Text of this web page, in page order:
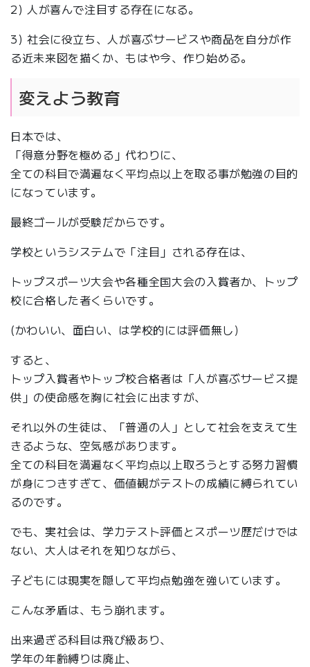
2) 人が喜んで注目する存在になる。
3) 社会に役立ち、人が喜ぶサービスや商品を自分が作
る近未来図を描くか、もはや今、作り始める。
変えよう教育
日本では、
「得意分野を極める」代わりに、
全ての科目で満遍なく平均点以上を取る事が勉強の目的
になっています。
最終ゴールが受験だからです。
学校というシステムで「注目」される存在は、
トップスポーツ大会や各種全国大会の入賞者か、トップ
校に合格した者くらいです。
(かわいい、面白い、は学校的には評価無し）
すると、
トップ入賞者やトップ校合格者は「人が喜ぶサービス提
供」の使命感を胸に社会に出ますが、
それ以外の生徒は、「普通の人」として社会を支えて生
きるような、空気感があります。
全ての科目を満遍なく平均点以上取ろうとする努力習慣
が身につきすぎて、価値観がテストの成績に縛られてい
るのです。
でも、実社会は、学力テスト評価とスポーツ歴だけでは
ない、大人はそれを知りながら、
子どもには現実を隠して平均点勉強を強いています。
こんな矛盾は、もう崩れます。
出来過ぎる科目は飛び級あり、
学年の年齢縛りは廃止、